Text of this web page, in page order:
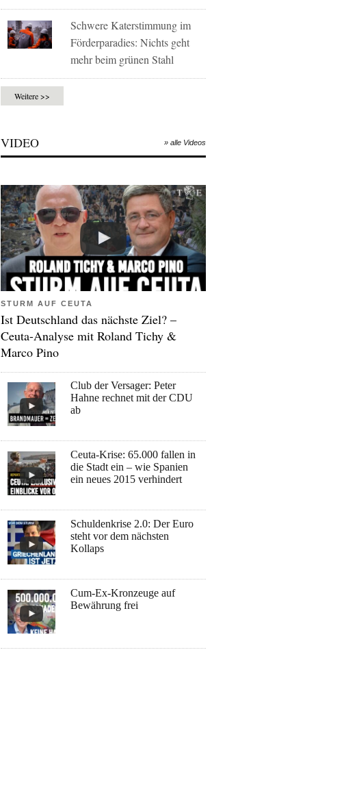
Schwere Katerstimmung im
Förderparadies: Nichts geht
mehr beim grünen Stahl
Weitere >>
VIDEO » alle Videos
STURM AUF CEUTA
Ist Deutschland das nächste Ziel? –
Ceuta-Analyse mit Roland Tichy &
Marco Pino
Club der Versager: Peter
Hahne rechnet mit der CDU
ab
Ceuta-Krise: 65.000 fallen in
die Stadt ein – wie Spanien
ein neues 2015 verhindert
Schuldenkrise 2.0: Der Euro
steht vor dem nächsten
Kollaps
Cum-Ex-Kronzeuge auf
Bewährung frei